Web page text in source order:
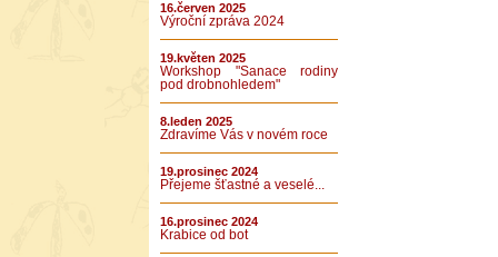
16.červen 2025
Výroční zpráva 2024
19.květen 2025
Workshop "Sanace rodiny
pod drobnohledem"
8.leden 2025
Zdravíme Vás v novém roce
19.prosinec 2024
Přejeme šťastné a veselé...
16.prosinec 2024
Krabice od bot